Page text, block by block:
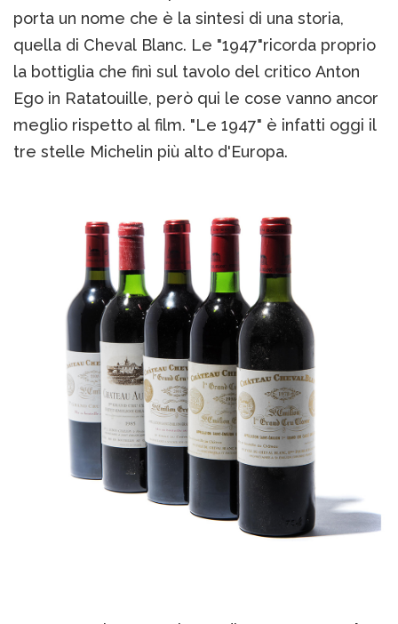
porta un nome che è la sintesi di una storia,
quella di Cheval Blanc. Le "1947"ricorda proprio
la bottiglia che finì sul tavolo del critico Anton
Ego in Ratatouille, però qui le cose vanno ancor
meglio rispetto al film. "Le 1947" è infatti oggi il
tre stelle Michelin più alto d'Europa.